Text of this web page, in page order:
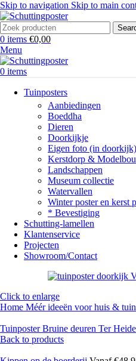
Skip to navigation Skip to main
0 items €0,00
Menu
0 items
Tuinposters
Aanbiedingen
Boeddha
Dieren
Doorkijkje
Eigen foto (in doorkijk)
Kerstdorp &
Landschappen
Museum collectie
Watervallen
Winter poster en kerst
* Bevestiging
Schutting-lamellen
Klantenservice
Projecten
Showroom/Contact
Click to enlarge
Home Méér ideeën voor huis & tuin
Tuinposter Bruine deuren Ter
Back to products